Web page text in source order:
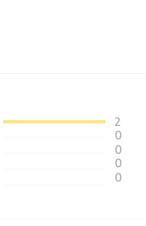
2
0
0
0
0